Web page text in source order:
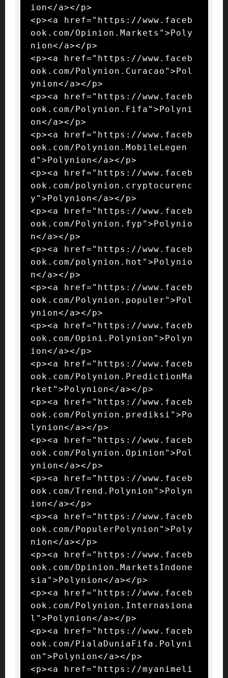
ion</a></p>
<p><a href="https://www.faceb
ook.com/Opinion.Markets">Poly
nion</a></p>
<p><a href="https://www.faceb
ook.com/Polynion.Curacao">Pol
ynion</a></p>
<p><a href="https://www.faceb
ook.com/Polynion.Fifa">Polyni
on</a></p>
<p><a href="https://www.faceb
ook.com/Polynion.MobileLegen
d">Polynion</a></p>
<p><a href="https://www.faceb
ook.com/polynion.cryptocurenc
y">Polynion</a></p>
<p><a href="https://www.faceb
ook.com/Polynion.fyp">Polynio
n</a></p>
<p><a href="https://www.faceb
ook.com/polynion.hot">Polynio
n</a></p>
<p><a href="https://www.faceb
ook.com/Polynion.populer">Pol
ynion</a></p>
<p><a href="https://www.faceb
ook.com/Opini.Polynion">Polyn
ion</a></p>
<p><a href="https://www.faceb
ook.com/Polynion.PredictionMa
rket">Polynion</a></p>
<p><a href="https://www.faceb
ook.com/Polynion.prediksi">Po
lynion</a></p>
<p><a href="https://www.faceb
ook.com/Polynion.Opinion">Pol
ynion</a></p>
<p><a href="https://www.faceb
ook.com/Trend.Polynion">Polyn
ion</a></p>
<p><a href="https://www.faceb
ook.com/PopulerPolynion">Poly
nion</a></p>
<p><a href="https://www.faceb
ook.com/Opinion.MarketsIndone
sia">Polynion</a></p>
<p><a href="https://www.faceb
ook.com/Polynion.Internasiona
l">Polynion</a></p>
<p><a href="https://www.faceb
ook.com/PialaDuniaFifa.Polyni
on">Polynion</a></p>
<p><a href="https://myanimeli